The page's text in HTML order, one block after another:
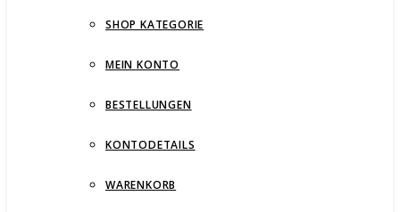
SHOP KATEGORIE
MEIN KONTO
BESTELLUNGEN
KONTODETAILS
WARENKORB